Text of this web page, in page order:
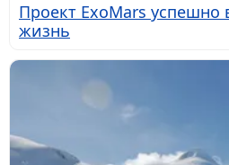
Проект ExoMars успешно
жизнь